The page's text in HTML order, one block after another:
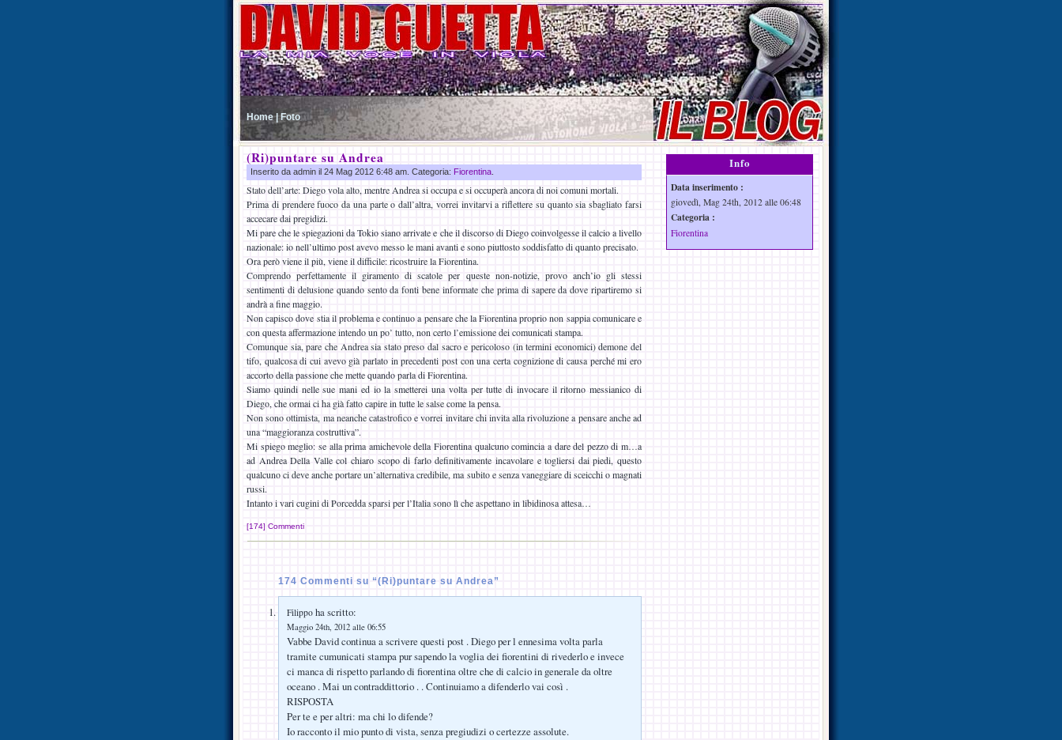
Home | Foto
(Ri)puntare su Andrea
Inserito da admin il 24 Mag 2012 6:48 am. Categoria: Fiorentina
Stato dell’arte: Diego vola alto, mentre Andrea si occupa e si occuperà ancora di noi comuni mortali.
Prima di prendere fuoco da una parte o dall’altra, vorrei invitarvi a riflettere su quanto sia sbagliato farsi
accecare dai pregidizi.
Mi pare che le spiegazioni da Tokio siano arrivate e che il discorso di Diego coinvolgesse il calcio a livello
nazionale: io nell’ultimo post avevo messo le mani avanti e sono piuttosto soddisfatto di quanto precisato.
Ora però viene il più, viene il difficile: ricostruire la Fiorentina.
Comprendo perfettamente il giramento di scatole per queste non-notizie, provo anch’io gli stessi
sentimenti di delusione quando sento da fonti bene informate che prima di sapere da dove ripartiremo si
andrà a fine maggio.
Non capisco dove stia il problema e continuo a pensare che la Fiorentina proprio non sappia comunicare e
con questa affermazione intendo un po’ tutto, non certo l’emissione dei comunicati stampa.
Comunque sia, pare che Andrea sia stato preso dal sacro e pericoloso (in termini economici) demone del
tifo, qualcosa di cui avevo già parlato in precedenti post con una certa cognizione di causa perché mi ero
accorto della passione che mette quando parla di Fiorentina.
Siamo quindi nelle sue mani ed io la smetterei una volta per tutte di invocare il ritorno messianico di
Diego, che ormai ci ha già fatto capire in tutte le salse come la pensa.
Non sono ottimista, ma neanche catastrofico e vorrei invitare chi invita alla rivoluzione a pensare anche ad
una “maggioranza costruttiva”.
Mi spiego meglio: se alla prima amichevole della Fiorentina qualcuno comincia a dare del pezzo di m…a
ad Andrea Della Valle col chiaro scopo di farlo definitivamente incavolare e togliersi dai piedi, questo
qualcuno ci deve anche portare un’alternativa credibile, ma subito e senza vaneggiare di sceicchi o magnati
russi.
Intanto i vari cugini di Porcedda sparsi per l’Italia sono lì che aspettano in libidinosa attesa…
[174] Commenti
174 Commenti su “(Ri)puntare su Andrea”
Filippo ha scritto:
Maggio 24th, 2012 alle 06:55
Vabbe David continua a scrivere questi post . Diego per l ennesima volta parla
tramite cumunicati stampa pur sapendo la voglia dei fiorentini di rivederlo e invece
ci manca di rispetto parlando di fiorentina oltre che di calcio in generale da oltre
oceano . Mai un contraddittorio . . Continuiamo a difenderlo vai così .
RISPOSTA
Per te e per altri: ma chi lo difende?
Io racconto il mio punto di vista, senza pregiudizi o certezze assolute.
Info
Data inserimento :
giovedì, Mag 24th, 2012 alle 06:48
Categoria :
Fiorentina